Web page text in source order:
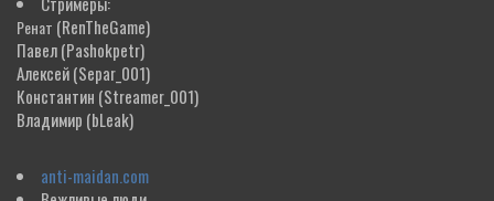
Ренат (RenTheGame)
Павел(Pashokpetr)
Алексей(Separ_001)
Константин (Streamer_001)
Владимир (bLeak)
anti-maidan.com